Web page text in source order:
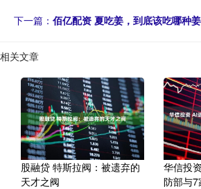
下一篇： 佰亿配资 夏吃姜，到底该吃哪种姜
相关文章
股融贷 特斯拉阀：被遗弃的
天才之阀
华信投
防部与7